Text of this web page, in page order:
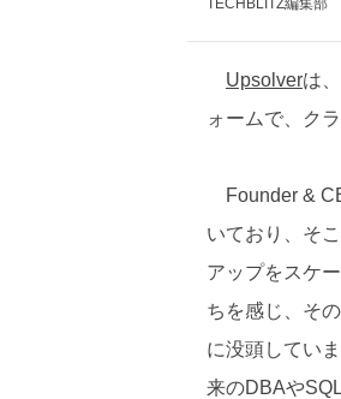
TECHBLITZ編集部
Upsolverは
ォームで、ク
Founder &
いており、そ
アップをスケ
ちを感じ、そ
に没頭してい
来のDBAや